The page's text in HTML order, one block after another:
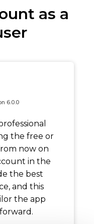
as a
6.0.0
the free or
now on
in the
the best
and this
the app